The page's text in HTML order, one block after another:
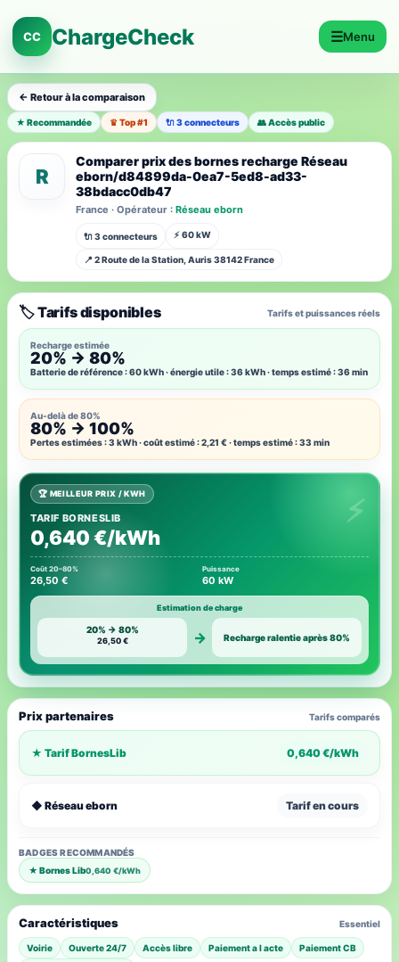
CC ChargeCheck ☰Menu
← Retour à la comparaison
★ Recommandée ♛ Top #1 🔌 3 connecteurs 👥 Accès public
R
Comparer prix des bornes recharge Réseau
eborn/d84899da-0ea7-5ed8-ad33-
38bdacc0db47
France · Opérateur : Réseau eborn
🔌 3 connecteurs ⚡ 60 kW
📍 2 Route de la Station, Auris 38142 France
🏷️ Tarifs disponibles Tarifs et puissances réels
Recharge estimée
20% → 80%
Batterie de référence : 60 kWh · énergie utile : 36 kWh · temps estimé : 36 min
Au-delà de 80%
80% → 100%
Pertes estimées : 3 kWh · coût estimé : 2,21 € · temps estimé : 33 min
🏆 MEILLEUR PRIX / KWH
TARIF BORNESLIB
0,640 €/kWh
Coût 20–80%
26,50 €
Puissance
60 kW
Estimation de charge
20% → 80%
26,50 € → Recharge ralentie après 80%
Prix partenaires Tarifs comparés
★ Tarif BornesLib 0,640 €/kWh
◆ Réseau eborn Tarif en cours
BADGES RECOMMANDÉS
★ Bornes Lib0,640 €/kWh
Caractéristiques Essentiel
Voirie Ouverte 24/7 Accès libre Paiement a l acte
Paiement CB